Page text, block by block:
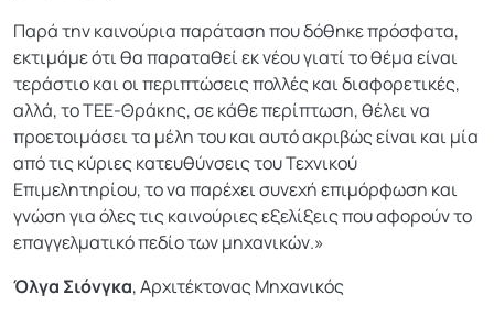
Παρά την καινούρια παράταση που δόθηκε πρόσφατα,
εκτιμάμε ότι θα παραταθεί εκ νέου γιατί το θέμα είναι
τεράστιο και οι περιπτώσεις πολλές και διαφορετικές,
αλλά, το ΤΕΕ-Θράκης, σε κάθε περίπτωση, θέλει να
προετοιμάσει τα μέλη του και αυτό ακριβώς είναι και μία
από τις κύριες κατευθύνσεις του Τεχνικού
Επιμελητηρίου, το να παρέχει συνεχή επιμόρφωση και
γνώση για όλες τις καινούριες εξελίξεις που αφορούν το
επαγγελματικό πεδίο των μηχανικών.»
Όλγα Σιόνγκα, Αρχιτέκτονας Μηχανικός